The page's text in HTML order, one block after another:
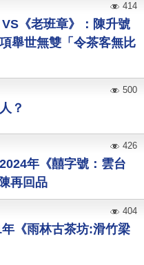
《老班章》：陳升號
舉世無雙「令茶客無比
414
？
500
年《囍字號：雲台
再回品
426
年《雨林古茶坊:滑竹梁
404